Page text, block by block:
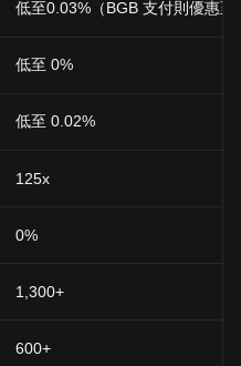
低至0.03%（BGB 支付則優惠至
低至 0%
低至 0.02%
125x
0%
1,300+
600+